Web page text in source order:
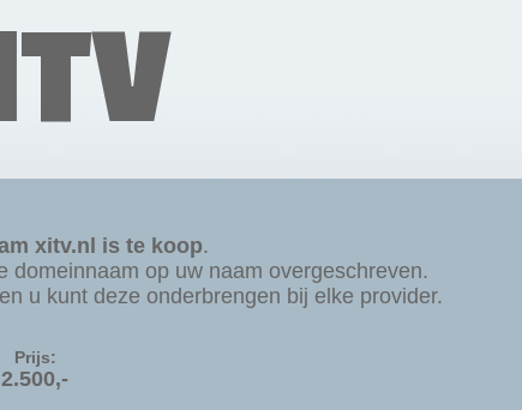
xitv.nl is te koop.
domeinnaam op uw naam overgeschreven.
u kunt deze onderbrengen bij elke provider.
Prijs:
2.500,-